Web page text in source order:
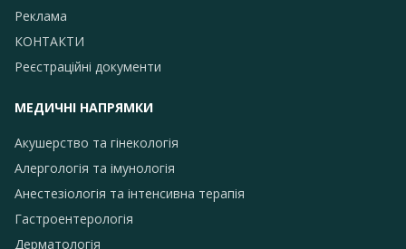
Реклама
КОНТАКТИ
Реєстраційні документи
МЕДИЧНІ НАПРЯМКИ
Акушерство та гінекологія
Алергологія та імунологія
Анестезіологія та інтенсивна терапія
Гастроентерологія
Дерматологія